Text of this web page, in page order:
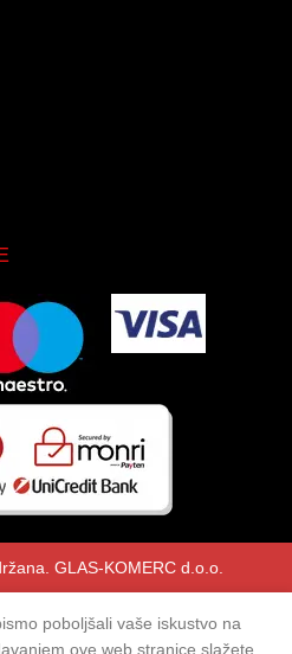
GLAS-KOMERC d.o.o.
poboljšali vaše iskustvo na
ove web stranice slažete